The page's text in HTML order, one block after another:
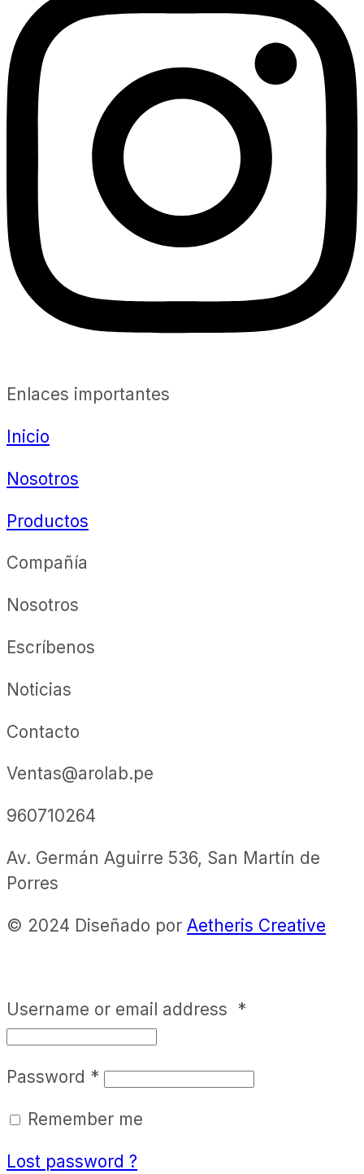
Enlaces importantes
Inicio
Nosotros
Productos
Compañía
Nosotros
Escríbenos
Noticias
Contacto
Ventas@arolab.pe
960710264
Av. Germán Aguirre 536, San Martín de
Porres
© 2024 Diseñado por Aetheris Creative
Username or email address *
Password *
Remember me
Lost password ?